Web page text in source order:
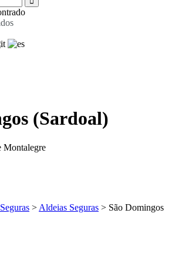
(Sardoal)
Montalegre
> Aldeias Seguras > São Domingos